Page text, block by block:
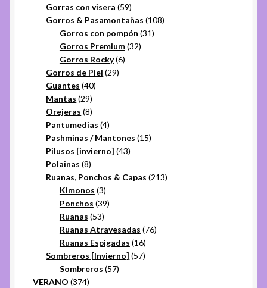
productos
Gorras con visera 5959
productos
Gorros & Pasamontañas 108108
Gorros con pompón 3131
Gorros Premium 3232
Gorros Rocky 66
Gorros de Piel 2929
Guantes 4040
Mantas 2929
productos
Orejeras 88
productos
Pantumedias 44
productos
Pashminas / Mantones 1515
Pilusos [invierno] 4343
Polainas 88
productos
Ruanas, Ponchos & Capas 213213
Kimonos 33
productos
Ponchos 3939
Ruanas 5353
productos
Ruanas Atravesadas 7676
Ruanas Espigadas 1616
productos
Sombreros [Invierno] 5757
Sombreros 5757
VERANO 374374